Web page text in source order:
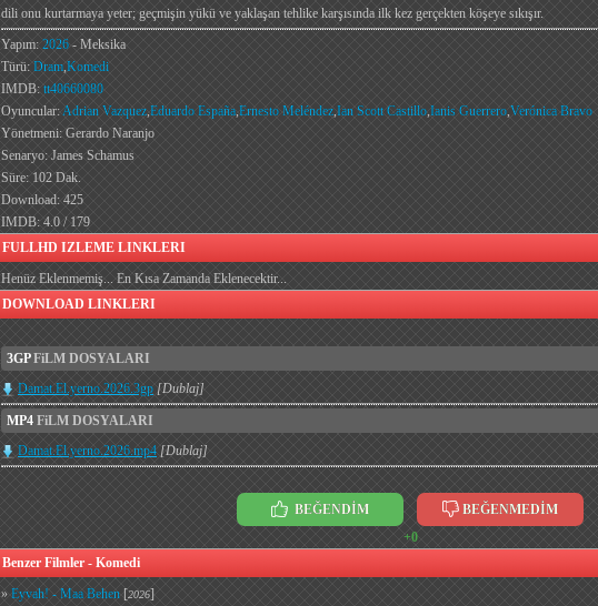
dili onu kurtarmaya yeter; geçmişin yükü ve yaklaşan tehlike karşısında ilk kez gerçekten köşeye sıkışır.
Yapım: 2026 - Meksika
Türü: Dram,Komedi
IMDB: tt40660080
Oyuncular:Adrian Vazquez,Eduardo España,Ernesto Meléndez,Ian Scott Castillo,Ianis Guerrero,Verónica Bravo
Yönetmeni: Gerardo Naranjo
Senaryo: James Schamus
Süre: 102 Dak.
Download: 425
IMDB: 4.0 / 179
FULLHD IZLEME LINKLERI
Henüz Eklenmemiş... En Kısa Zamanda Eklenecektir...
DOWNLOAD LINKLERI
3GPFiLM DOSYALARI
Damat.El.yerno.2026.3gp [Dublaj]
MP4 FiLM DOSYALARI
Damat.El.yerno.2026.mp4 [Dublaj]
BEĞENDİM
BEĞENMEDİM
+0
Benzer Filmler - Komedi
» Eyvah! - Maa Behen [2026]